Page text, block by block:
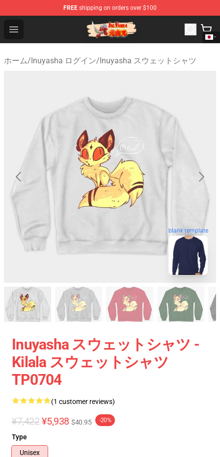
FREE shipping on orders over $100
Open menu
Inuyasha Store - Official Inuyasha Merchandise Shop
ホーム/Inuyasha ログイン/Inuyasha スウェットシャツ
blank template
Inuyasha スウェットシャツ -
Kilala スウェットシャツ
TP0704
(1 customer reviews)
¥7,422 ¥5,938 $40.95 -20%
Type
Unisex